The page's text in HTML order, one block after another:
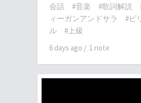
会話
#音楽 #歌詞解説
ィーガンアンドサラ
#ビ
ル
#上級
6 days ago / 1 note